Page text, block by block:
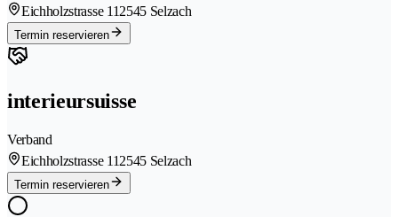
Eichholzstrasse 112545 Selzach
Termin reservieren
interieursuisse
Verband
Eichholzstrasse 112545 Selzach
Termin reservieren